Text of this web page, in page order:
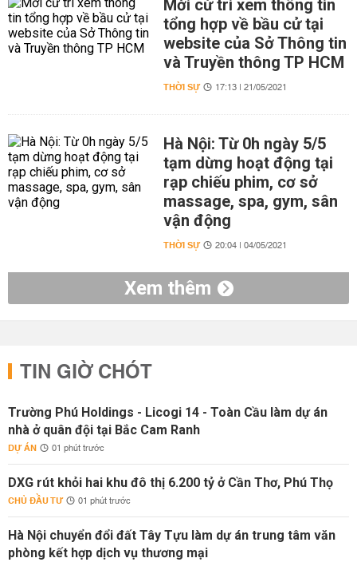
Mời cử tri xem thông tin
tổng hợp về bầu cử tại
website của Sở Thông tin
và Truyền thông TP HCM
THỜI SỰ 17:13 | 21/05/2021
Hà Nội: Từ 0h ngày 5/5
tạm dừng hoạt động tại
rạp chiếu phim, cơ sở
massage, spa, gym, sân
vận động
THỜI SỰ 20:04 | 04/05/2021
Xem thêm
TIN GIỜ CHÓT
Trường Phú Holdings - Licogi 14 - Toàn Cầu làm dự án
nhà ở quân đội tại Bắc Cam Ranh
DỰ ÁN 01 phút trước
DXG rút khỏi hai khu đô thị 6.200 tỷ ở Cần Thơ, Phú Thọ
CHỦ ĐẦU TƯ 01 phút trước
Hà Nội chuyển đổi đất Tây Tựu làm dự án trung tâm văn
phòng kết hợp dịch vụ thương mại